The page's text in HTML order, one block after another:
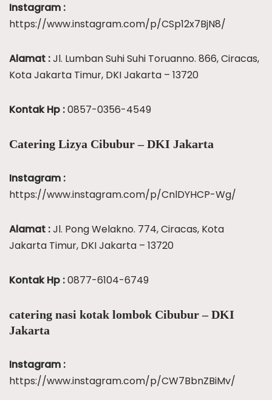
Instagram :
https://www.instagram.com/p/CSp12x7BjN8/
Alamat :Jl. Lumban Suhi Suhi Toruanno. 866, Ciracas,
Kota Jakarta Timur, DKI Jakarta – 13720
Kontak Hp :0857-0356-4549
Catering Lizya Cibubur – DKI Jakarta
Instagram :
https://www.instagram.com/p/CnlDYHCP-Wg/
Alamat :Jl. Pong Welakno. 774, Ciracas, Kota
Jakarta Timur, DKI Jakarta – 13720
Kontak Hp :0877-6104-6749
catering nasi kotak lombok Cibubur – DKI
Jakarta
Instagram :
https://www.instagram.com/p/CW7BbnZBiMv/